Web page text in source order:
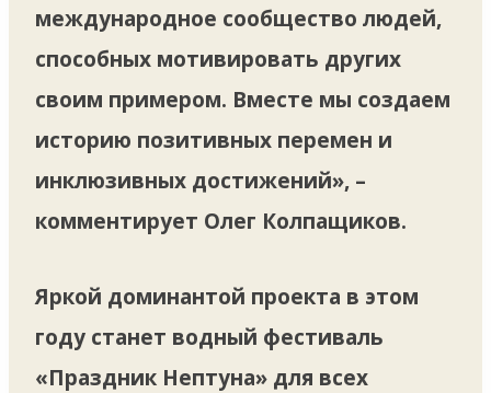
международное сообщество людей,
способных мотивировать других
своим примером. Вместе мы создаем
историю позитивных перемен и
инклюзивных достижений», –
комментирует Олег Колпащиков.
Яркой доминантой проекта в этом
году станет водный фестиваль
«Праздник Нептуна» для всех